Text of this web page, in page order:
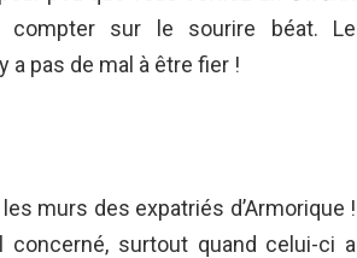
sur le sourire béat. Le
a pas de mal à être fier !
murs des expatriés d’Armorique !
concerné, surtout quand celui-ci a